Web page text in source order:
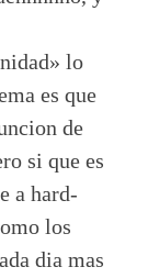
lo
es que
de
si que es
a hard-
los
dia mas